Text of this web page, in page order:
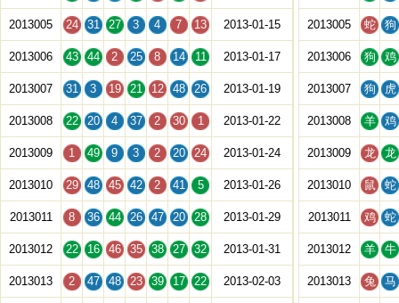
2013005 24 31 27 3 4 7 13 2013-01-15
2013006 43 44 2 25 8 14 11 2013-01-17
2013007 31 3 19 21 12 48 26 2013-01-19
2013008 22 20 4 37 2 30 1 2013-01-22
2013009 1 49 9 3 2 20 24 2013-01-24
2013010 29 48 45 42 2 41 5 2013-01-26
2013011 8 36 44 26 47 20 28 2013-01-29
2013012 22 16 46 35 38 27 32 2013-01-31
2013013 2 47 48 23 39 17 22 2013-02-03
2013005 蛇 狗
2013006 狗 鸡
2013007 狗 虎
2013008 羊 鸡
2013009 龙 龙
2013010 鼠 蛇
2013011 鸡 蛇
2013012 羊 牛
2013013 兔 马